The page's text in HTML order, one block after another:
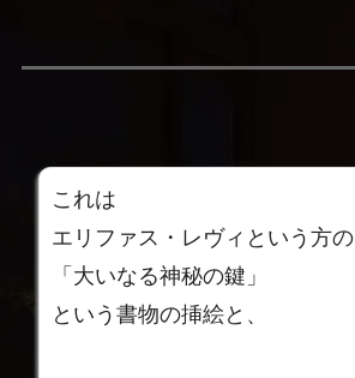
これは
エリファス・レヴィという方の
「大いなる神秘の鍵」
という書物の挿絵と、